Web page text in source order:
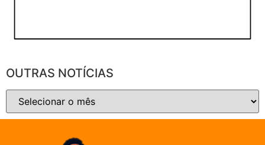
OUTRAS NOTÍCIAS